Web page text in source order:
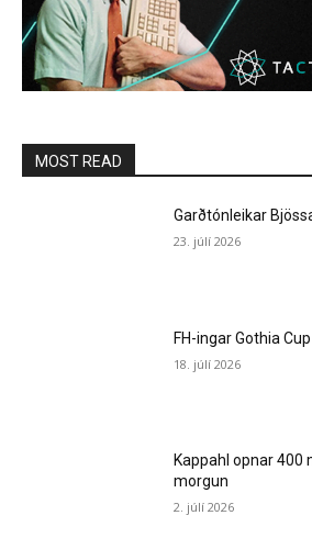
MOST READ
Garðtónleikar
23. júlí 2026
FH-ingar Gothia
18. júlí 2026
Kappahl opnar 400
morgun
2. júlí 2026